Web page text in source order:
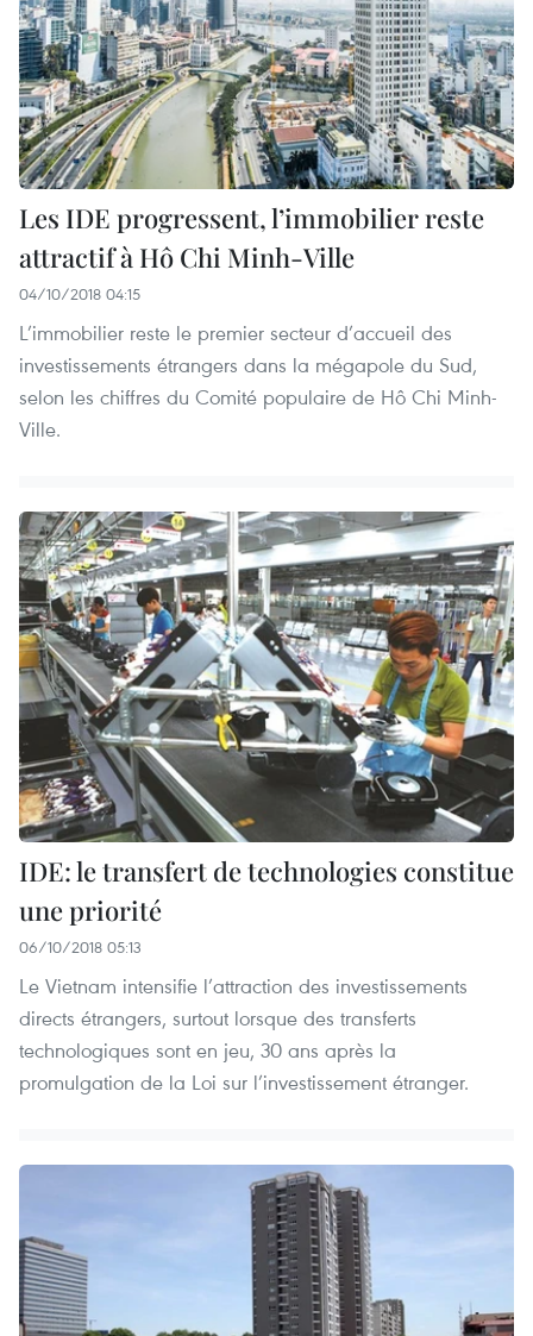
Les IDE progressent, l’immobilier reste
attractif à Hô Chi Minh-Ville
04/10/2018 04:15
L’immobilier reste le premier secteur d’accueil des
investissements étrangers dans la mégapole du Sud,
selon les chiffres du Comité populaire de Hô Chi Minh-
Ville.
IDE: le transfert de technologies constitue
une priorité
06/10/2018 05:13
Le Vietnam intensifie l’attraction des investissements
directs étrangers, surtout lorsque des transferts
technologiques sont en jeu, 30 ans après la
promulgation de la Loi sur l’investissement étranger.